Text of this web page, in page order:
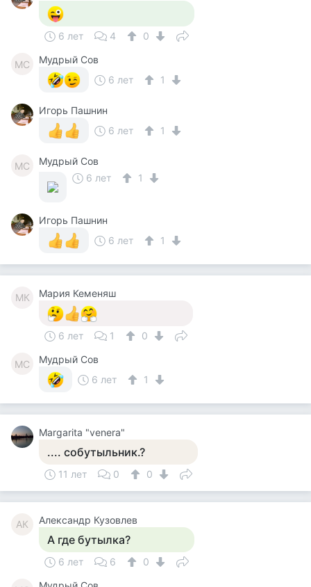
6 лет 4 0
МС
Мудрый Сов
6 лет
1
Игорь Пашнин
6 лет
1
МС
Мудрый Сов
6 лет
1
Игорь Пашнин
6 лет
1
МК Мария Кеменяш
6 лет 1 0
МС
Мудрый Сов
6 лет
1
Margarita "venera"
.... собутыльник.?
11 лет 0 0
АК Александр Кузовлев
А где бутылка?
6 лет 6 0